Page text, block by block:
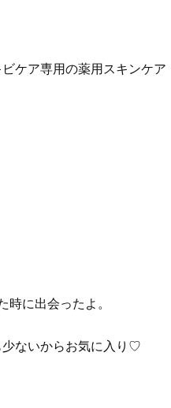
ケア専用の薬用スキンケア
時に出会ったよ。
少ないからお気に入り♡